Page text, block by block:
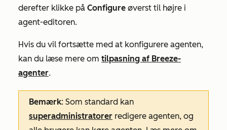
derefter klikke på Configure øverst til højre i
agent-editoren.
Hvis du vil fortsætte med at konfigurere agenten,
kan du læse mere om tilpasning af Breeze-
agenter.
Bemærk: Som standard kan
superadministratorer redigere agenten, og